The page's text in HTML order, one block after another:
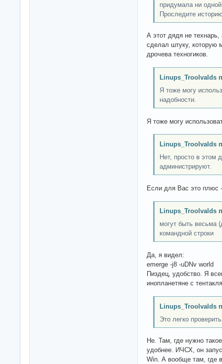
придумала ни
Проследите
А этот дядя не
сделал штуку, которую
дрочева техногиков.
Linups_Troolvalds
Я тоже могу
надобности.
Я тоже могу
Linups_Troolvalds
Нет, просто в этом
администрируют.
Если для Вас это плюс
Linups_Troolvalds
могут быть весьма
командной строки
Да, я видел:
emerge -j8 -uDNv world
Пиздец, удобство. Я
инопланетяне с
Linups_Troolvalds
Это легко
Не. Там, где нужно
удобнее. ИЧСХ, он
Win. А вообще там, где